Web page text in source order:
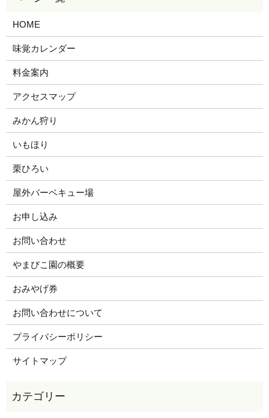
HOME
味覚カレンダー
料金案内
アクセスマップ
みかん狩り
いもほり
栗ひろい
屋外バーベキュー場
お申し込み
お問い合わせ
やまびこ園の概要
おみやげ券
お問い合わせについて
プライバシーポリシー
サイトマップ